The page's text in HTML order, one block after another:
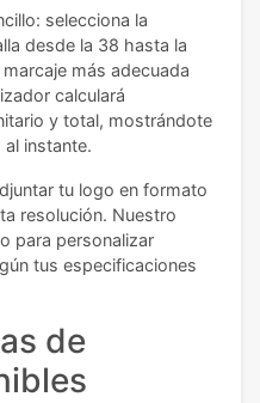
selecciona la
desde la 38 hasta la
más adecuada
calculará
y total, mostrándote
instante.
tu logo en formato
resolución. Nuestro
para personalizar
tus especificaciones
de